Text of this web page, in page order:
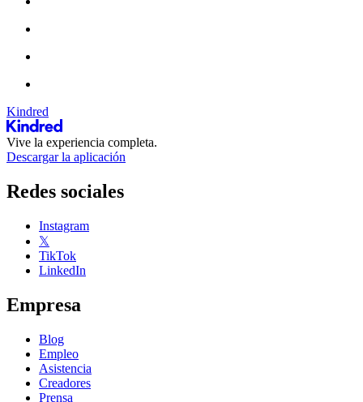
Kindred
Vive la experiencia completa.
Descargar la aplicación
Redes sociales
Instagram
𝕏
TikTok
LinkedIn
Empresa
Blog
Empleo
Asistencia
Creadores
Prensa